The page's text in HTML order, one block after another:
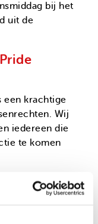
bij het
uit de
een krachtige
Wij
iedereen die
te komen
horecawillen
gemeenschap